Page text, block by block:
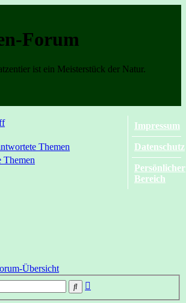
Forum
ist ein Meisterstück der Natur.
Impressum
Datenschutz
Persönlicher
Bereich
Themen
Themen
Übersicht
Suche